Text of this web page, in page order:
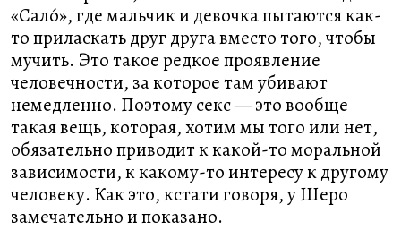
«Сало́», где мальчик и девочка пытаются как-
то приласкать друг друга вместо того, чтобы
мучить. Это такое редкое проявление
человечности, за которое там убивают
немедленно. Поэтому секс — это вообще
такая вещь, которая, хотим мы того или нет,
обязательно приводит к какой-то моральной
зависимости, к какому-то интересу к другому
человеку. Как это, кстати говоря, у Шеро
замечательно и показано.